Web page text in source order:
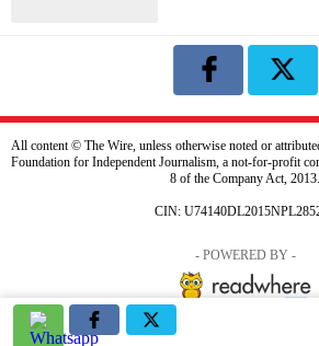
All content © The Wire, unless otherwise noted or
Foundation for Independent Journalism, a not-for-profit
8 of the Company Act, 2013.
CIN:
- POWERED BY -